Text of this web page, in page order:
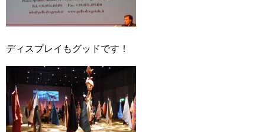
ディスプレイもグッドです！